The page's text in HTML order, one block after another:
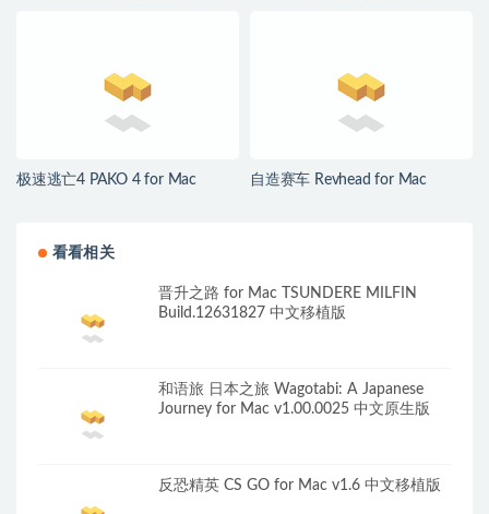
极速逃亡4 PAKO 4 for Mac
自造赛车 Revhead for Mac
看看相关
晋升之路 for Mac TSUNDERE MILFIN
Build.12631827 中文移植版
和语旅 日本之旅 Wagotabi: A Japanese
Journey for Mac v1.00.0025 中文原生版
反恐精英 CS GO for Mac v1.6 中文移植版